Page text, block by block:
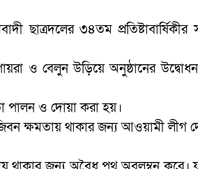
ছাত্রদলের ৩৪তম প্রতিষ্টাবার্ষিকীর
ও বেলুন উড়িয়ে অনুষ্ঠানের
পালন ও দোয়া করা হয়।
ক্ষমতায় থাকার জন্য আওয়ামী লীগ